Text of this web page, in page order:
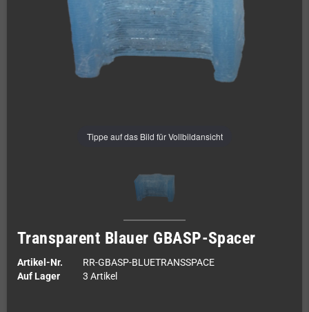
Tippe auf das Bild für Vollbildansicht
Transparent Blauer GBASP-Spacer
Artikel-Nr.
RR-GBASP-BLUETRANSSPACE
Auf Lager
3 Artikel